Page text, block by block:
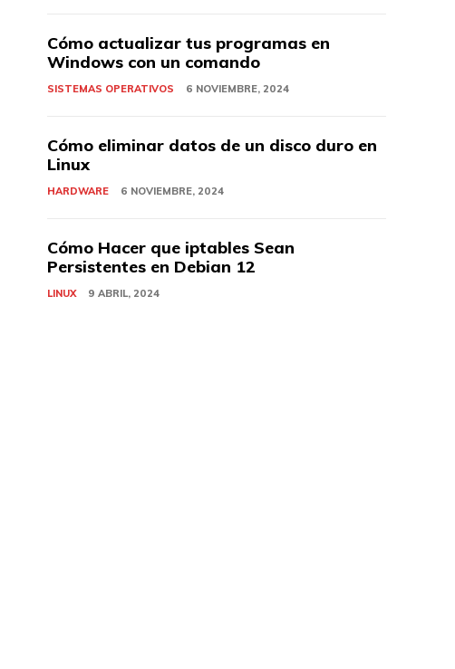
Cómo actualizar tus programas en
Windows con un comando
SISTEMAS OPERATIVOS 6 NOVIEMBRE, 2024
Cómo eliminar datos de un disco duro en
Linux
HARDWARE 6 NOVIEMBRE, 2024
Cómo Hacer que iptables Sean
Persistentes en Debian 12
LINUX 9 ABRIL, 2024